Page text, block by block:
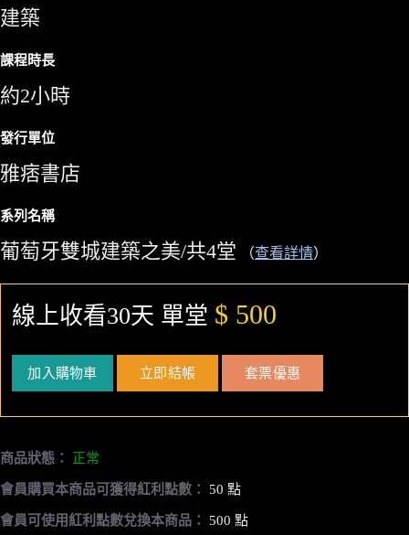
建築
課程時長
約2小時
發行單位
雅痞書店
系列名稱
葡萄牙雙城建築之美/共4堂 （查看詳情）
線上收看30天 單堂 $ 500
加入購物車 立即結帳 套票優惠
商品狀態： 正常
會員購買本商品可獲得紅利點數： 50 點
會員可使用紅利點數兌換本商品： 500 點